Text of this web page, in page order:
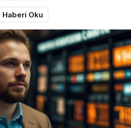
Haberi Oku